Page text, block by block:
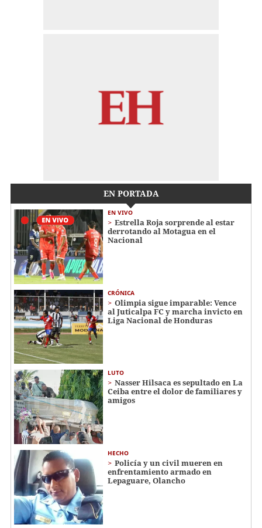
EN PORTADA
EN VIVO
Estrella Roja sorprende al estar
derrotando al Motagua en el
Nacional
CRÓNICA
Olimpia sigue imparable: Vence
al Juticalpa FC y marcha invicto en
Liga Nacional de Honduras
LUTO
Nasser Hilsaca es sepultado en La
Ceiba entre el dolor de familiares y
amigos
HECHO
Policía y un civil mueren en
enfrentamiento armado en
Lepaguare, Olancho